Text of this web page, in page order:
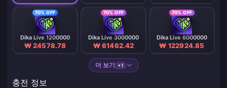
70% OFF
Dika Live 1200000
₩ 24578.78
70% OFF
Dika Live 3000000
₩ 61462.42
70% OFF
Dika Live 6000000
₩ 122924.85
더 보기 +1
충전 정보